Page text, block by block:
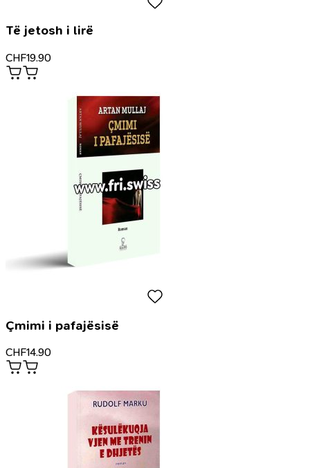
Të jetosh i lirë
CHF19.90
Çmimi i pafajësisë
CHF14.90